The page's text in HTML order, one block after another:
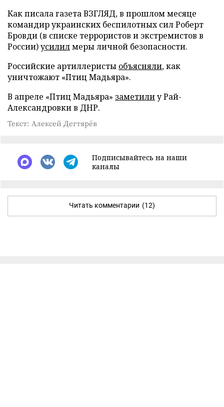
Как писала газета ВЗГЛЯД, в прошлом месяце
командир украинских беспилотных сил Роберт
Бровди (в списке террористов и экстремистов в
России)усилилмеры личной безопасности.
Российские артиллеристы объясняли, как
уничтожают «Птиц Мадьяра».
В апреле «Птиц Мадьяра» заметилиу Рай-
Александровки в ДНР.
Текст: Алексей Дегтярёв
Подписывайтесь на наши
каналы
Читать комментарии (12)